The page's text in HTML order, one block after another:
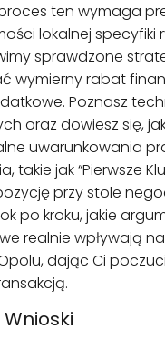
ten wymaga
lokalnej specyfiki
sprawdzone
wymierny rabat
Poznasz
oraz dowiesz się,
uwarunkowania
takie jak “Pierwsze
przy stole
po kroku, jakie
realnie wpływają
dając Ci